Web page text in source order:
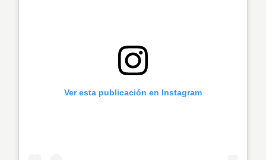
Ver esta publicación en Instagram